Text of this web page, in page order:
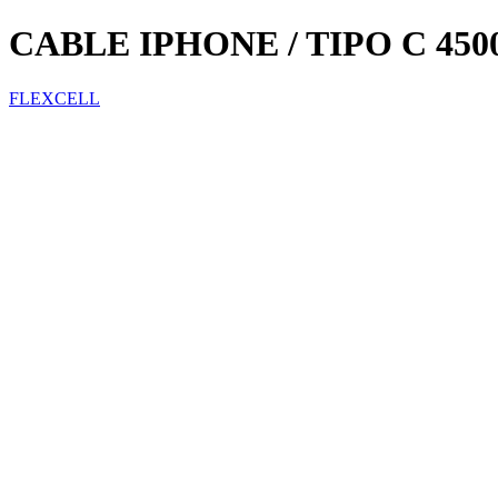
CABLE IPHONE / TIPO C
FLEXCELL